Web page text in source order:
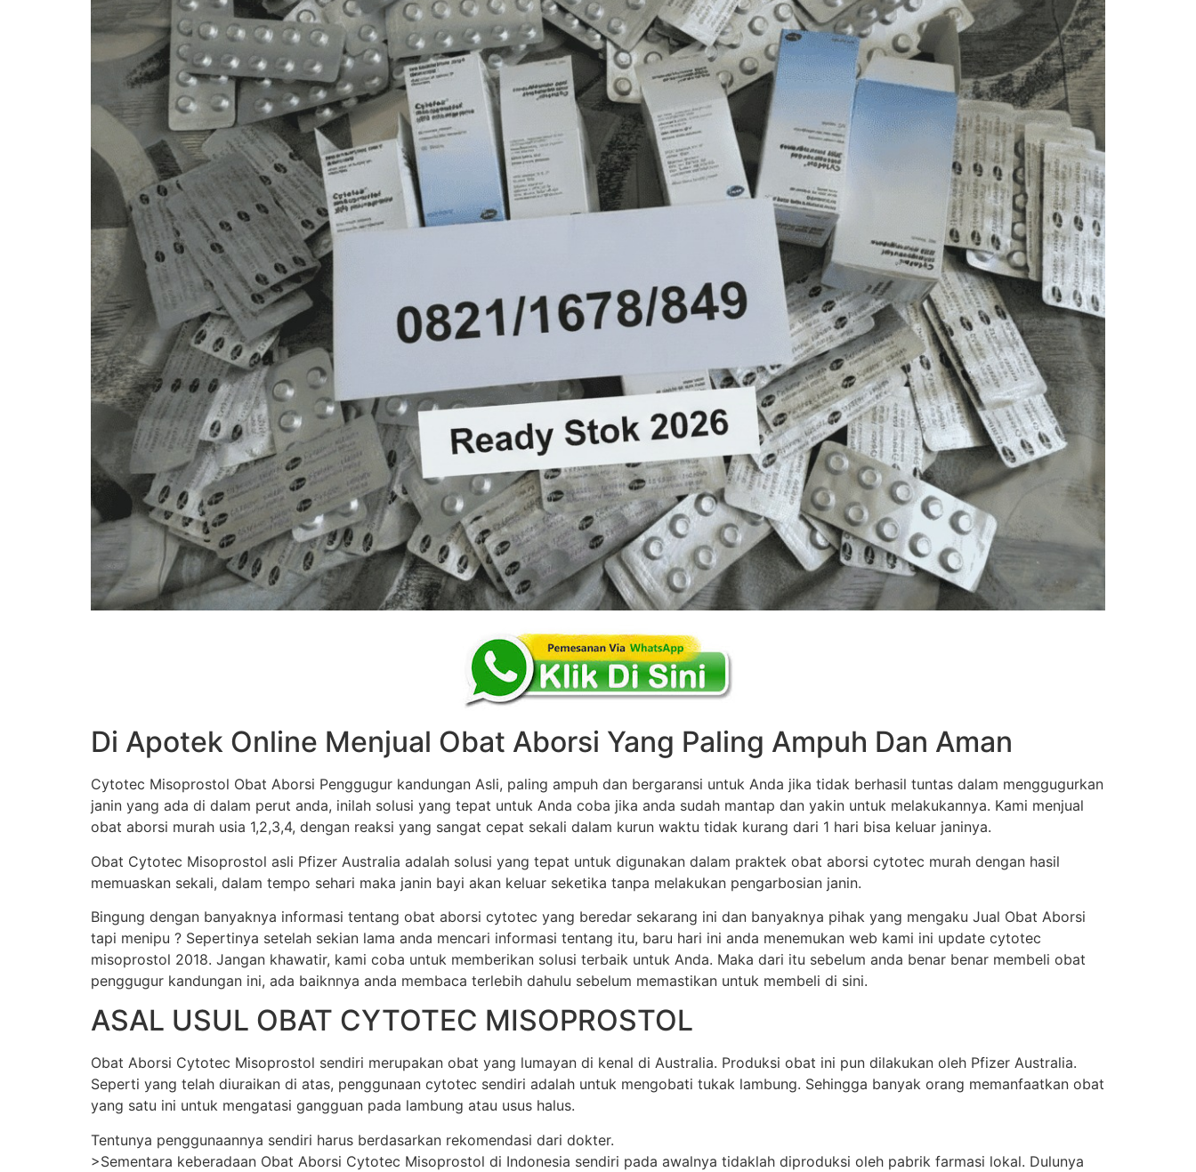
Di Apotek Online Menjual Obat Aborsi Yang Paling Ampuh Dan Aman
Cytotec Misoprostol Obat Aborsi Penggugur kandungan Asli, paling ampuh dan bergaransi untuk Anda jika tidak berhasil tuntas dalam menggugurkan
janin yang ada di dalam perut anda, inilah solusi yang tepat untuk Anda coba jika anda sudah mantap dan yakin untuk melakukannya. Kami menjual
obat aborsi murah usia 1,2,3,4, dengan reaksi yang sangat cepat sekali dalam kurun waktu tidak kurang dari 1 hari bisa keluar janinya.
Obat Cytotec Misoprostol asli Pfizer Australia adalah solusi yang tepat untuk digunakan dalam praktek obat aborsi cytotec murah dengan hasil
memuaskan sekali, dalam tempo sehari maka janin bayi akan keluar seketika tanpa melakukan pengarbosian janin.
Bingung dengan banyaknya informasi tentang obat aborsi cytotec yang beredar sekarang ini dan banyaknya pihak yang mengaku Jual Obat Aborsi
tapi menipu ? Sepertinya setelah sekian lama anda mencari informasi tentang itu, baru hari ini anda menemukan web kami ini update cytotec
misoprostol 2018. Jangan khawatir, kami coba untuk memberikan solusi terbaik untuk Anda. Maka dari itu sebelum anda benar benar membeli obat
penggugur kandungan ini, ada baiknnya anda membaca terlebih dahulu sebelum memastikan untuk membeli di sini.
ASAL USUL OBAT CYTOTEC MISOPROSTOL
Obat Aborsi Cytotec Misoprostol sendiri merupakan obat yang lumayan di kenal di Australia. Produksi obat ini pun dilakukan oleh Pfizer Australia.
Seperti yang telah diuraikan di atas, penggunaan cytotec sendiri adalah untuk mengobati tukak lambung. Sehingga banyak orang memanfaatkan obat
yang satu ini untuk mengatasi gangguan pada lambung atau usus halus.
Tentunya penggunaannya sendiri harus berdasarkan rekomendasi dari dokter.
>Sementara keberadaan Obat Aborsi Cytotec Misoprostol di Indonesia sendiri pada awalnya tidaklah diproduksi oleh pabrik farmasi lokal. Dulunya